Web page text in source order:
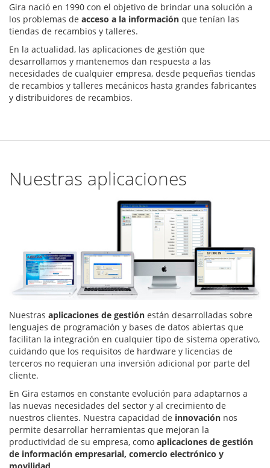
Gira nació en 1990 con el objetivo de brindar una solución a
los problemas de acceso a la información que tenían las
tiendas de recambios y talleres.
En la actualidad, las aplicaciones de gestión que
desarrollamos y mantenemos dan respuesta a las
necesidades de cualquier empresa, desde pequeñas tiendas
de recambios y talleres mecánicos hasta grandes fabricantes
y distribuidores de recambios.
Nuestras aplicaciones
Nuestras aplicaciones de gestión están desarrolladas sobre
lenguajes de programación y bases de datos abiertas que
facilitan la integración en cualquier tipo de sistema operativo,
cuidando que los requisitos de hardware y licencias de
terceros no requieran una inversión adicional por parte del
cliente.
En Gira estamos en constante evolución para adaptarnos a
las nuevas necesidades del sector y al crecimiento de
nuestros clientes. Nuestra capacidad de innovación nos
permite desarrollar herramientas que mejoran la
productividad de su empresa, como aplicaciones de gestión
de información empresarial, comercio electrónico y